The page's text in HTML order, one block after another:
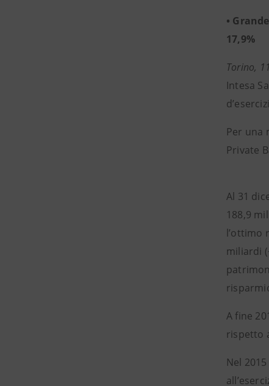
•
17,9%
Torino,
Intesa
Per una
Private
Al 31
188,9
l’ottimo
miliardi
A fine
rispetto
Nel